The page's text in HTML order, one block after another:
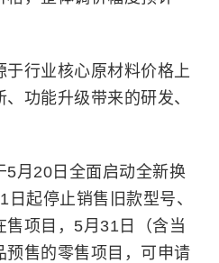
行业核心原材料价格上
功能升级带来的研发、
5月20日全面启动全新换
起停止销售旧款型号、
项目，5月31日（含当
预售的零售项目，可申请